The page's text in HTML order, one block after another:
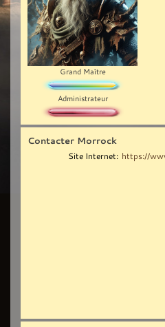
Grand Maître
Administrateur
Contacter Morrock
Site Internet: https://